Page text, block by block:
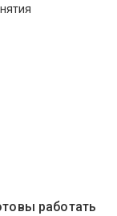
работать